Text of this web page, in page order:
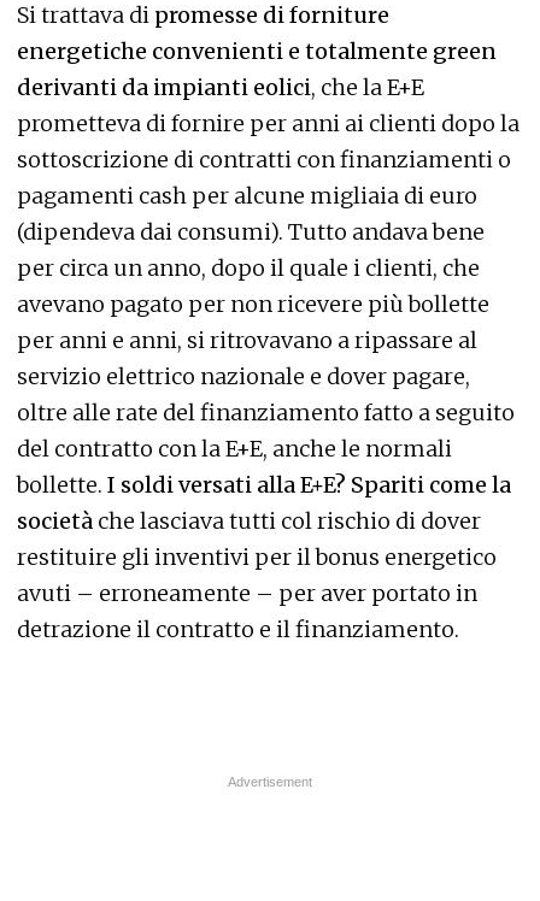
Si trattava di promesse di forniture
energetiche convenienti e totalmente green
derivanti da impianti eolici, che la E+E
prometteva di fornire per anni ai clienti dopo la
sottoscrizione di contratti con finanziamenti o
pagamenti cash per alcune migliaia di euro
(dipendeva dai consumi). Tutto andava bene
per circa un anno, dopo il quale i clienti, che
avevano pagato per non ricevere più bollette
per anni e anni, si ritrovavano a ripassare al
servizio elettrico nazionale e dover pagare,
oltre alle rate del finanziamento fatto a seguito
del contratto con la E+E, anche le normali
bollette. I soldi versati alla E+E? Spariti come la
società che lasciava tutti col rischio di dover
restituire gli inventivi per il bonus energetico
avuti – erroneamente – per aver portato in
detrazione il contratto e il finanziamento.